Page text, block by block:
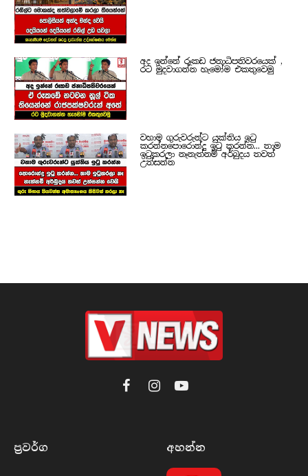
අද ඉන්නේ රූකඩ ජනාධිපතිවරයෙක් ,
රට මුදවාගන්න හැමෝම එකතුවෙමු
වහාම ගුරුවරුන්ට යුක්තිය ඉටු
කරන්නපොරොන්දු ඉටු කරන්න... තාම
ඉටුකරලා නෑනැත්නම් අර්බුදය තවත්
උත්සන්න
FacebookInstagramYouTube
ප්‍රවර්​ග අහන්​න